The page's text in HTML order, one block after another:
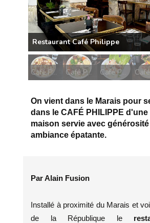
Café Philippe Salade César
Café Philippe Aïoli de lieu noir
Café Philippe Pavlova aux marrons
On vient dans le Marais pour
dans le CAFÉ PHILIPPE
maison servie avec
ambiance épatante.
Par Alain Fusion
Installé à proximité du Marais et
de la République le